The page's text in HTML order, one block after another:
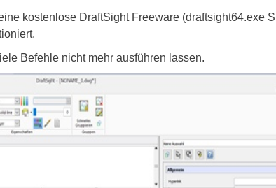
kostenlose DraftSight Freeware (draftsight64.exe
Befehle nicht mehr ausführen lassen.